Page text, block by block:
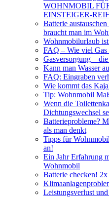
WOHNMOBIL
EINSTEIGER-
Batterie
braucht man im
Wohnmobilurlaub
FAQ – Wie viel Gas
Gasversorgung –
Kann man Wasser
FAQ: Eingraben
Wie kommt das
Tip: Wohnmobil
Wenn die
Dichtungswechsel
Batterieprobleme?
als man denkt
Tipps für
an!
Ein Jahr Erfahrung
Wohnmobil
Batterie checken!
Leistungsverlust